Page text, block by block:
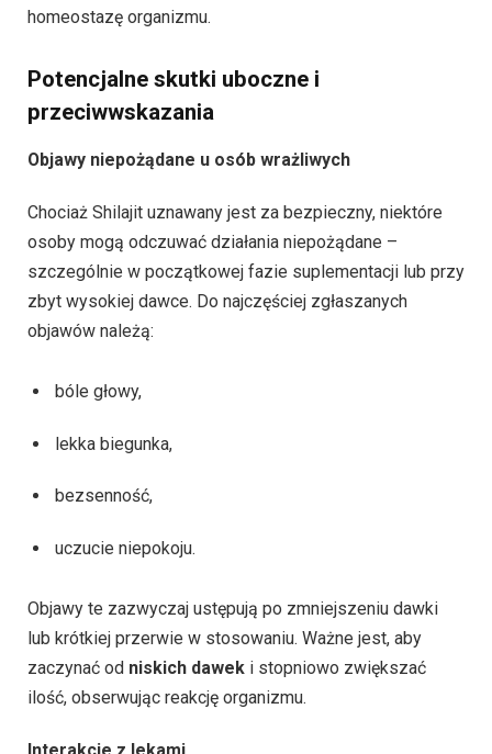
homeostazę organizmu.
Potencjalne skutki uboczne i
przeciwwskazania
Objawy niepożądane u osób wrażliwych
Chociaż Shilajit uznawany jest za bezpieczny, niektóre
osoby mogą odczuwać działania niepożądane –
szczególnie w początkowej fazie suplementacji lub przy
zbyt wysokiej dawce. Do najczęściej zgłaszanych
objawów należą:
bóle głowy,
lekka biegunka,
bezsenność,
uczucie niepokoju.
Objawy te zazwyczaj ustępują po zmniejszeniu dawki
lub krótkiej przerwie w stosowaniu. Ważne jest, aby
zaczynać od niskich dawek i stopniowo zwiększać
ilość, obserwując reakcję organizmu.